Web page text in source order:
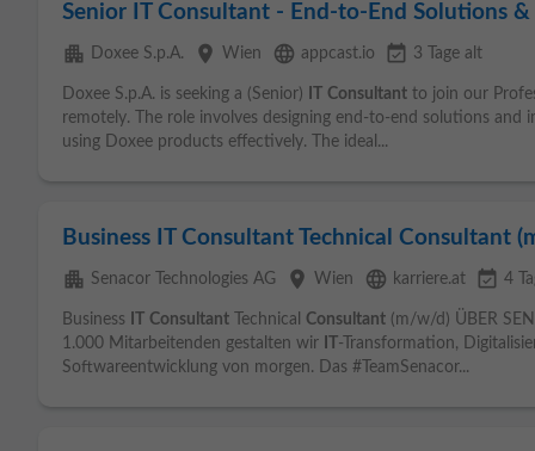
Senior IT Consultant - End-to-End Solutions &
apartment Doxee S.p.A. place Wien language appcast.io event_available 3 Tage alt
Doxee S.p.A. is seeking a (Senior) Consultant to join our
remotely. The role involves designing end-to-end solutions and
using Doxee products effectively. The ideal...
Business IT Consultant Technical Consultant
apartment Senacor Technologies AG place Wien language karriere.at event_available 4
Business Consultant Technical Consultant (m/w/d) ÜBER
1.000 Mitarbeitenden gestalten wir
-Transformation,
Softwareentwicklung von morgen. Das #TeamSenacor...